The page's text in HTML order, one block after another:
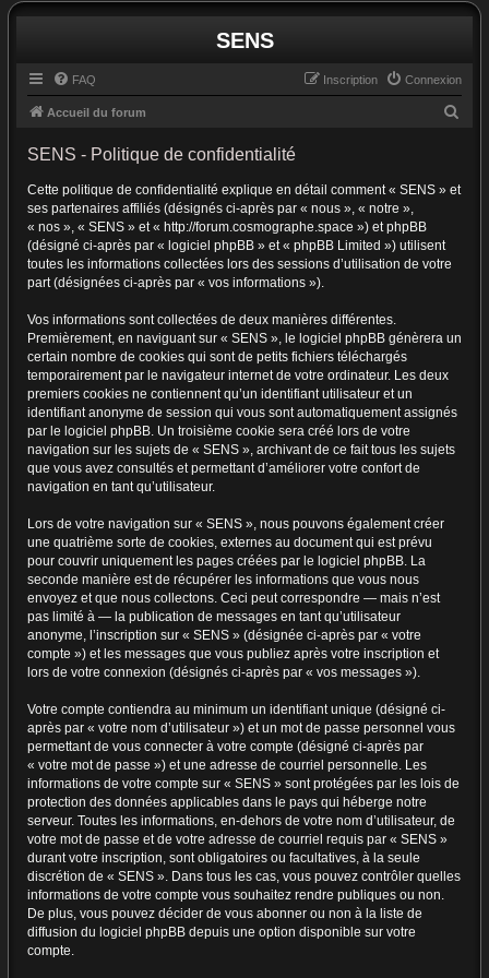
SENS
FAQ Connexion
Inscription
Accueil du forum
h
SENS - Politique de confidentialité
Cette politique de confidentialité explique en détail comment « SENS » et
ses partenaires affiliés (désignés ci-après par « nous », « notre »,
« nos », « SENS » et « http://forum.cosmographe.space ») et phpBB
(désigné ci-après par « logiciel phpBB » et « phpBB Limited ») utilisent
toutes les informations collectées lors des sessions d’utilisation de votre
part (désignées ci-après par « vos informations »).
Vos informations sont collectées de deux manières différentes.
Premièrement, en naviguant sur « SENS », le logiciel phpBB génèrera un
certain nombre de cookies qui sont de petits fichiers téléchargés
temporairement par le navigateur internet de votre ordinateur. Les deux
premiers cookies ne contiennent qu’un identifiant utilisateur et un
identifiant anonyme de session qui vous sont automatiquement assignés
par le logiciel phpBB. Un troisième cookie sera créé lors de votre
navigation sur les sujets de « SENS », archivant de ce fait tous les sujets
que vous avez consultés et permettant d’améliorer votre confort de
navigation en tant qu’utilisateur.
Lors de votre navigation sur « SENS », nous pouvons également créer
une quatrième sorte de cookies, externes au document qui est prévu
pour couvrir uniquement les pages créées par le logiciel phpBB. La
seconde manière est de récupérer les informations que vous nous
envoyez et que nous collectons. Ceci peut correspondre — mais n’est
pas limité à — la publication de messages en tant qu’utilisateur
anonyme, l’inscription sur « SENS » (désignée ci-après par « votre
compte ») et les messages que vous publiez après votre inscription et
lors de votre connexion (désignés ci-après par « vos messages »).
Votre compte contiendra au minimum un identifiant unique (désigné ci-
après par « votre nom d’utilisateur ») et un mot de passe personnel vous
permettant de vous connecter à votre compte (désigné ci-après par
« votre mot de passe ») et une adresse de courriel personnelle. Les
informations de votre compte sur « SENS » sont protégées par les lois de
protection des données applicables dans le pays qui héberge notre
serveur. Toutes les informations, en-dehors de votre nom d’utilisateur, de
votre mot de passe et de votre adresse de courriel requis par « SENS »
durant votre inscription, sont obligatoires ou facultatives, à la seule
discrétion de « SENS ». Dans tous les cas, vous pouvez contrôler quelles
informations de votre compte vous souhaitez rendre publiques ou non.
De plus, vous pouvez décider de vous abonner ou non à la liste de
diffusion du logiciel phpBB depuis une option disponible sur votre
compte.